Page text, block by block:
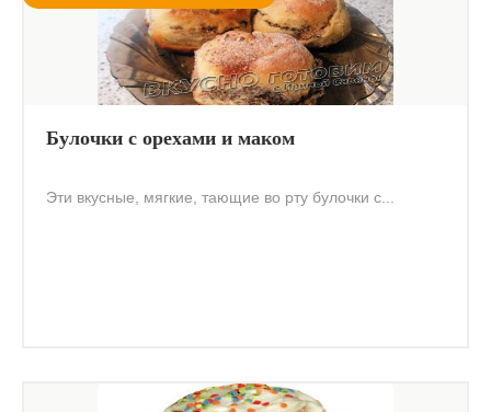
Булочки с орехами и маком
Эти вкусные, мягкие, тающие во рту булочки с...